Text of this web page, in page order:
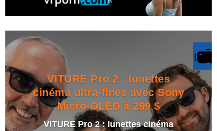
VITURE Pro 2 : lunettes
cinéma ultra-fines avec Sony
Micro-OLED à 299 $
VITURE Pro 2 : lunettes cinéma